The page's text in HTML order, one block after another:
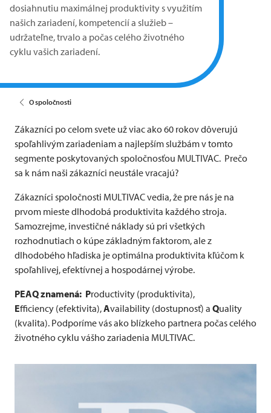
dosiahnutiu maximálnej produktivity s využitím
našich zariadení, kompetencií a služieb –
udržateľne, trvalo a počas celého životného
cyklu vašich zariadení.
O spoločnosti
Zákazníci po celom svete už viac ako 60 rokov dôverujú
spoľahlivým zariadeniam a najlepším službám v tomto
segmente poskytovaných spoločnosťou MULTIVAC. Prečo
sa k nám naši zákazníci neustále vracajú?
Zákazníci spoločnosti MULTIVACvedia, že pre nás je na
prvom mieste dlhodobá produktivita každého stroja.
Samozrejme, investičné náklady sú pri všetkých
rozhodnutiach o kúpe základným faktorom, ale z
dlhodobého hľadiska je optimálna produktivita kľúčom k
spoľahlivej, efektívnej a hospodárnej výrobe.
PEAQ znamená: Productivity (produktivita),
Efficiency (efektivita),Availability (dostupnosť) a Quality
(kvalita). Podporíme vás ako blízkeho partnera počas celého
životného cyklu vášho zariadenia MULTIVAC.